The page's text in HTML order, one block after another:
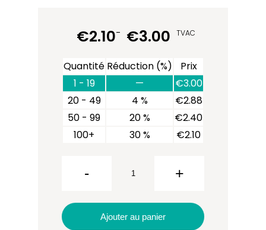
€2.10- €3.00 TVAC
Quantité Réduction (%)
Prix
1 - 19
— €3.00
20 - 49
4 % €2.88
50 - 99
20 % €2.40
100+
30 % €2.10
quantité
qui" Viti
- +
Ajouter au panier